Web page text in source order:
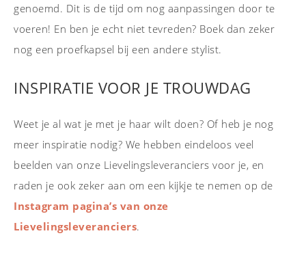
genoemd. Dit is de tijd om nog aanpassingen door te
voeren! En ben je echt niet tevreden? Boek dan zeker
nog een proefkapsel bij een andere stylist.
INSPIRATIE VOOR JE TROUWDAG
Weet je al wat je met je haar wilt doen? Of heb je nog
meer inspiratie nodig? We hebben eindeloos veel
beelden van onze Lievelingsleveranciers voor je, en
raden je ook zeker aan om een kijkje te nemen op de
Instagram pagina’s van onze
Lievelingsleveranciers.